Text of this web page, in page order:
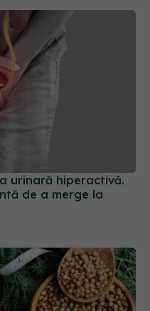
urinară hiperactivă.
de a merge la